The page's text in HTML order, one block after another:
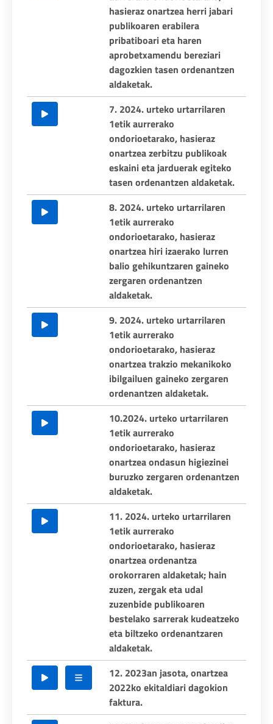
hasieraz onartzea herri jabari
publikoaren erabilera
pribatiboari eta haren
aprobetxamendu bereziari
dagozkien tasen ordenantzen
aldaketak.
7. 2024. urteko urtarrilaren
1etik aurrerako
ondorioetarako, hasieraz
onartzea zerbitzu publikoak
eskaini eta jarduerak egiteko
tasen ordenantzen aldaketak.
8. 2024. urteko urtarrilaren
1etik aurrerako
ondorioetarako, hasieraz
onartzea hiri izaerako lurren
balio gehikuntzaren gaineko
zergaren ordenantzen
aldaketak.
9. 2024. urteko urtarrilaren
1etik aurrerako
ondorioetarako, hasieraz
onartzea trakzio mekanikoko
ibilgailuen gaineko zergaren
ordenantzen aldaketak.
10.2024. urteko urtarrilaren
1etik aurrerako
ondorioetarako, hasieraz
onartzea ondasun higiezinei
buruzko zergaren ordenantzen
aldaketak.
11. 2024. urteko urtarrilaren
1etik aurrerako
ondorioetarako, hasieraz
onartzea ordenantza
orokorraren aldaketak; hain
zuzen, zergak eta udal
zuzenbide publikoaren
bestelako sarrerak kudeatzeko
eta biltzeko ordenantzaren
aldaketak.
12. 2023an jasota, onartzea
2022ko ekitaldiari dagokion
faktura.